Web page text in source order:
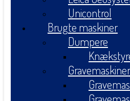
Unicontrol
Brugte maskiner
Dumpere
Gravemaskiner